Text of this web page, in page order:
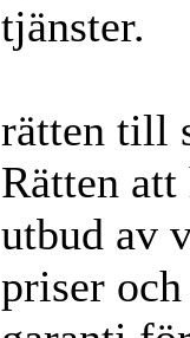
tjänster.
rätten till
Rätten
utbud av
priser